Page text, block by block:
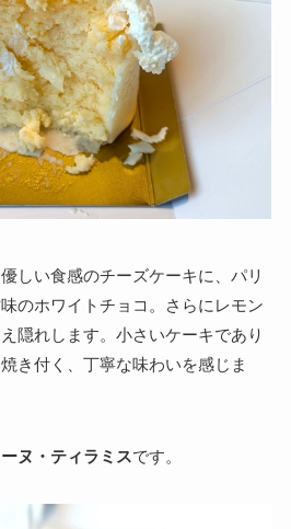
しい食感のチーズケーキに、パリ
のホワイトチョコ。さらにレモン
隠れします。小さいケーキであり
き付く、丁寧な味わいを感じま
ヌ・ティラミスです。